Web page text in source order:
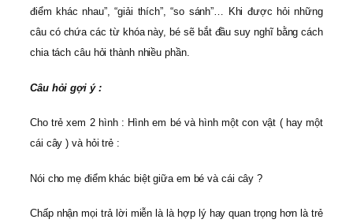
điểm khác nhau”, “giải thích”, “so sánh”… Khi được hỏi những
câu có chứa các từ khóa này, bé sẽ bắt đầu suy nghĩ bằng cách
chia tách câu hỏi thành nhiều phần.
Câu hỏi gợi ý :
Cho trẻ xem 2 hình : Hình em bé và hình một con vật ( hay một
cái cây ) và hỏi trẻ :
Nói cho mẹ điểm khác biệt giữa em bé và cái cây ?
Chấp nhận mọi trả lời miễn là là hợp lý hay quan trọng hơn là trẻ